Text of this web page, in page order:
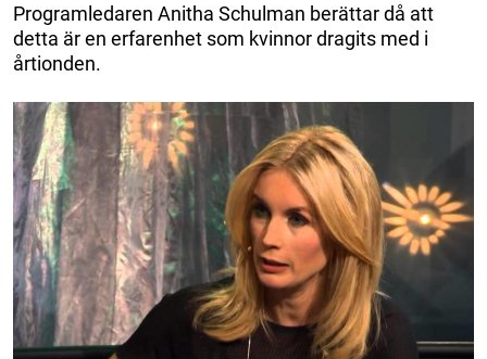
Programledaren Anitha Schulman berättar då att
detta är en erfarenhet som kvinnor dragits med i
årtionden.